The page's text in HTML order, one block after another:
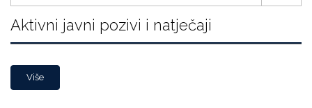
Aktivni javni pozivi i natječaji
Više